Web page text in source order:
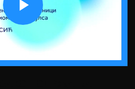
Play
Video